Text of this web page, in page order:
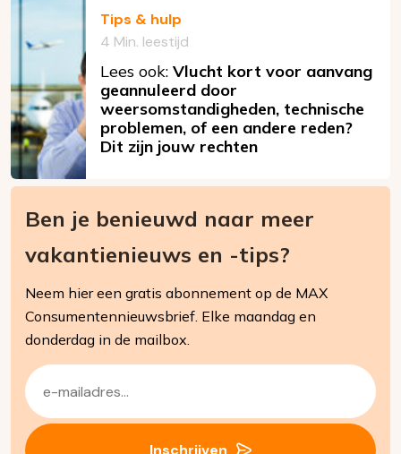
Tips & hulp
4 Min. leestijd
Lees ook: Vlucht kort voor aanvang
geannuleerd door
weersomstandigheden, technische
problemen, of een andere reden?
Dit zijn jouw rechten
Ben je benieuwd naar meer
vakantienieuws en -tips?
Neem hier een gratis abonnement op de MAX
Consumentennieuwsbrief. Elke maandag en
donderdag in de mailbox.
E-
mailadres
(Vereist)